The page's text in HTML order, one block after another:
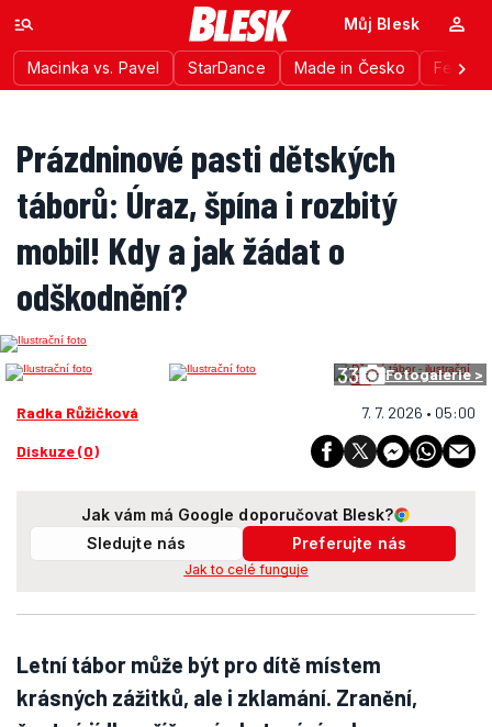
Macinka vs. Pavel StarDance Made in Česko
Můj Blesk
Prázdninové pasti dětských
táborů: Úraz, špína i rozbitý
mobil! Kdy a jak žádat o
odškodnění?
33 Fotogalerie >
Radka Růžičková 7. 7. 2026 • 05:00
Diskuze (0)
Jak vám má Google doporučovat Blesk?
Sledujte nás
Preferujte nás
Jak to celé funguje
Letní tábor může být pro dítě místem
krásných zážitků, ale i zklamání. Zranění,